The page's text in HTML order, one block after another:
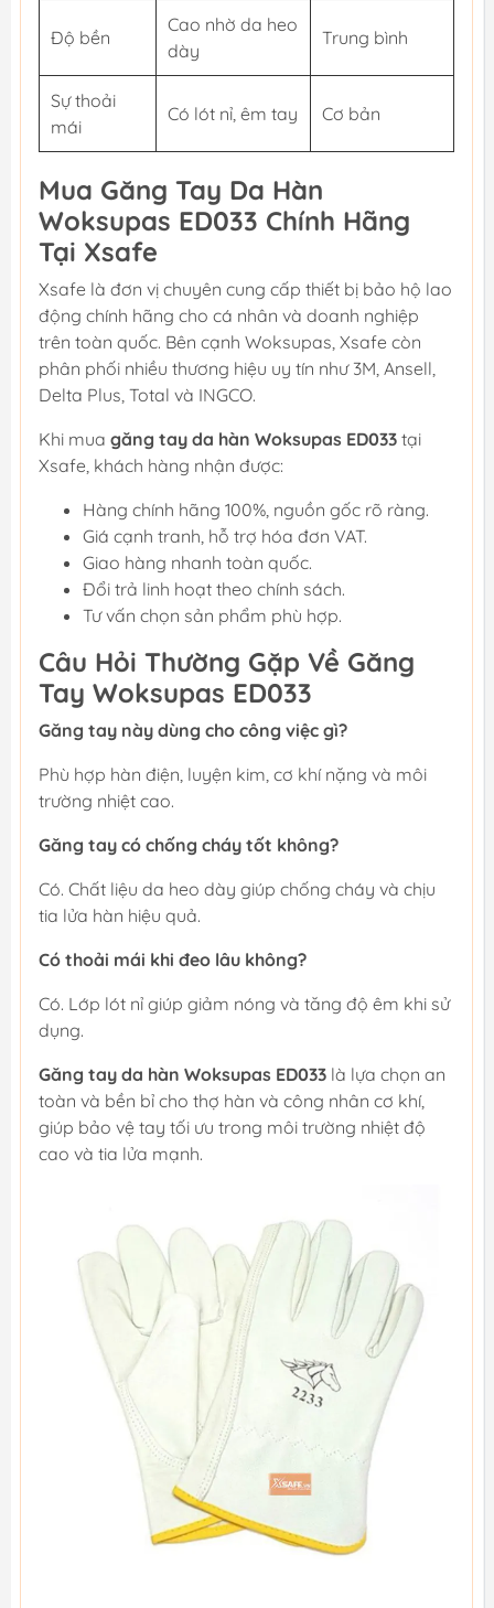
Độ bền
Cao nhờ da heo
dày
Trung bình
Sự thoải
mái
Có lót nỉ, êm tay Cơ bản
Mua Găng Tay Da Hàn
Woksupas ED033 Chính Hãng
Tại Xsafe
Xsafe là đơn vị chuyên cung cấp thiết bị bảo hộ lao
động chính hãng cho cá nhân và doanh nghiệp
trên toàn quốc. Bên cạnh Woksupas, Xsafe còn
phân phối nhiều thương hiệu uy tín như 3M, Ansell,
Delta Plus, Total và INGCO.
Khi mua găng tay da hàn Woksupas ED033 tại
Xsafe, khách hàng nhận được:
Hàng chính hãng 100%, nguồn gốc rõ ràng.
Giá cạnh tranh, hỗ trợ hóa đơn VAT.
Giao hàng nhanh toàn quốc.
Đổi trả linh hoạt theo chính sách.
Tư vấn chọn sản phẩm phù hợp.
Câu Hỏi Thường Gặp Về Găng
Tay Woksupas ED033
Găng tay này dùng cho công việc gì?
Phù hợp hàn điện, luyện kim, cơ khí nặng và môi
trường nhiệt cao.
Găng tay có chống cháy tốt không?
Có. Chất liệu da heo dày giúp chống cháy và chịu
tia lửa hàn hiệu quả.
Có thoải mái khi đeo lâu không?
Có. Lớp lót nỉ giúp giảm nóng và tăng độ êm khi sử
dụng.
Găng tay da hàn Woksupas ED033 là lựa chọn an
toàn và bền bỉ cho thợ hàn và công nhân cơ khí,
giúp bảo vệ tay tối ưu trong môi trường nhiệt độ
cao và tia lửa mạnh.